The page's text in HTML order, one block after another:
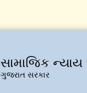
સામાજિક ન્યાય
ગુજરાત સરકાર